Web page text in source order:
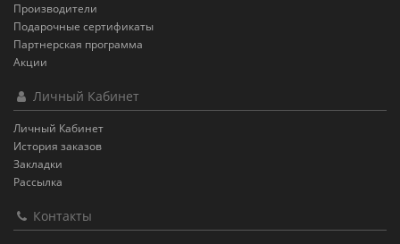
Производители
Подарочные сертификаты
Партнерская программа
Акции
Личный Кабинет
Личный Кабинет
История заказов
Закладки
Рассылка
Контакты